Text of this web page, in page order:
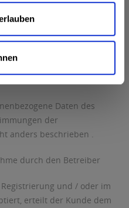
der sonstigen
Erfüllungsgehilfen des
Daten des
der
anders beschrieben .
durch den Betreiber
und / oder im
erteilt der Kunde dem